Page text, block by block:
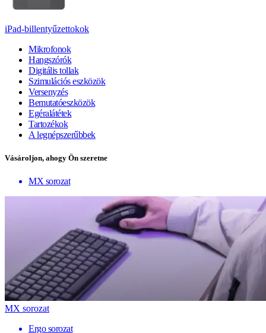
iPad-billentyűzettokok
Mikrofonok
Hangszórók
Digitális tollak
Szimulációs eszközök
Versenyzés
Bemutatóeszközök
Egéralátétek
Tartozékok
A legnépszerűbbek
Vásároljon, ahogy Ön szeretne
MX sorozat
MX sorozat
Ergo sorozat